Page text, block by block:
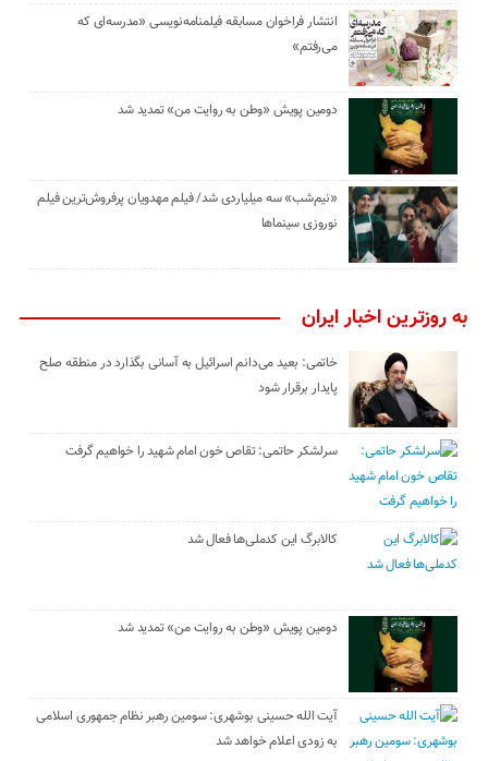
انتشار فراخوان مسابقه فیلمنامه‌نویسی «مدرسه‌ای که
می‌رفتم»
دومین پویش «وطن به روایت من» تمدید شد
«نیم‌شب» سه میلیاردی شد/ فیلم مهدویان پرفروش‌ترین فیلم
نوروزی سینماها
به روزترین اخبار ایران
خاتمی: بعید می‌دانم اسرائیل به آسانی بگذارد در منطقه صلح
پایدار برقرار شود
سرلشکر حاتمی: تقاص خون امام شهید را خواهیم گرفت
کالابرگ این کدملی‌ها فعال شد
دومین پویش «وطن به روایت من» تمدید شد
آیت الله حسینی بوشهری: سومین رهبر نظام جمهوری اسلامی
به زودی اعلام خواهد شد